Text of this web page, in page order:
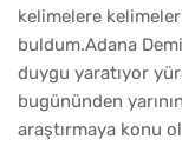
kelimelere
buldum.Adana
duygu yaratıyor
bugününden
araştırmaya konu